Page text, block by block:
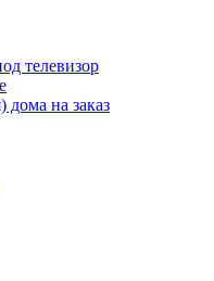
телевизор
дома на заказ